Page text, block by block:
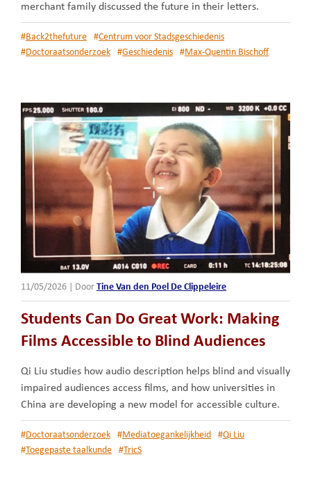
merchant family discussed the future in their letters.
#Back2thefuture #Centrum voor Stadsgeschiedenis
#Doctoraatsonderzoek #Geschiedenis #Max-Quentin Bischoff
11/05/2026 Door Tine Van den Poel De Clippeleire
Students Can Do Great Work: Making
Films Accessible to Blind Audiences
Qi Liu studies how audio description helps blind and visually
impaired audiences access films, and how universities in
China are developing a new model for accessible culture.
#Doctoraatsonderzoek #Mediatoegankelijkheid #Qi Liu
#Toegepaste taalkunde #TricS